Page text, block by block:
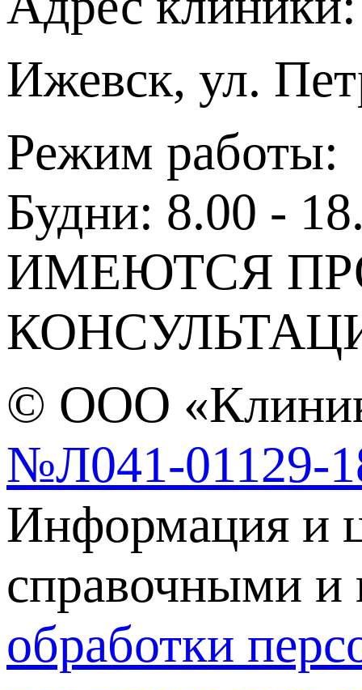
Ижевск, ул.
Режим работы:
Будни: 8.00 -
ИМЕЮТСЯ
© ООО
№Л041-01129-
Информация и
справочными и
обработки